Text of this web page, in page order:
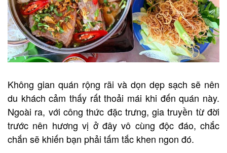
Không gian quán rộng rãi và dọn dẹp sạch sẽ nên
du khách cảm thấy rất thoải mái khi đến quán này.
Ngoài ra, với công thức đặc trưng, gia truyền từ đời
trước nên hương vị ở đây vô cùng độc đáo, chắc
chắn sẽ khiến bạn phải tấm tắc khen ngon đó.